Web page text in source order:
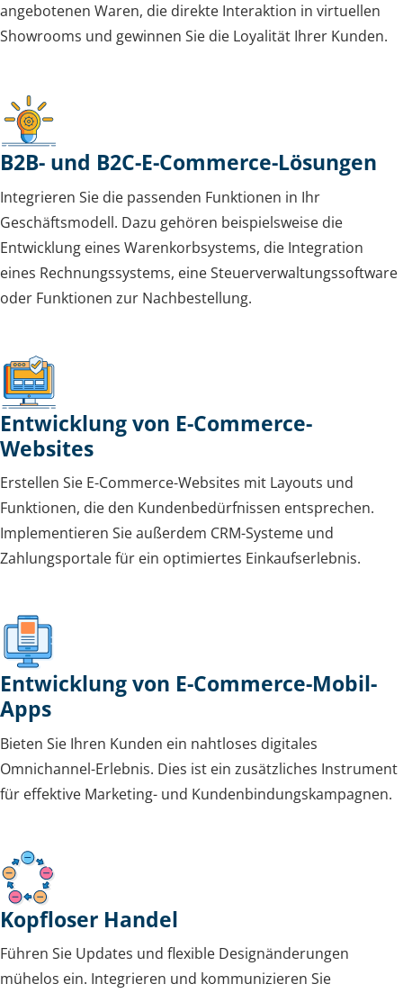
angebotenen Waren, die direkte Interaktion in virtuellen
Showrooms und gewinnen Sie die Loyalität Ihrer Kunden.
B2B- und B2C-E-Commerce-Lösungen
Integrieren Sie die passenden Funktionen in Ihr
Geschäftsmodell. Dazu gehören beispielsweise die
Entwicklung eines Warenkorbsystems, die Integration
eines Rechnungssystems, eine Steuerverwaltungssoftware
oder Funktionen zur Nachbestellung.
Entwicklung von E-Commerce-
Websites
Erstellen Sie E-Commerce-Websites mit Layouts und
Funktionen, die den Kundenbedürfnissen entsprechen.
Implementieren Sie außerdem CRM-Systeme und
Zahlungsportale für ein optimiertes Einkaufserlebnis.
Entwicklung von E-Commerce-Mobil-
Apps
Bieten Sie Ihren Kunden ein nahtloses digitales
Omnichannel-Erlebnis. Dies ist ein zusätzliches Instrument
für effektive Marketing- und Kundenbindungskampagnen.
Kopfloser Handel
Führen Sie Updates und flexible Designänderungen
mühelos ein. Integrieren und kommunizieren Sie